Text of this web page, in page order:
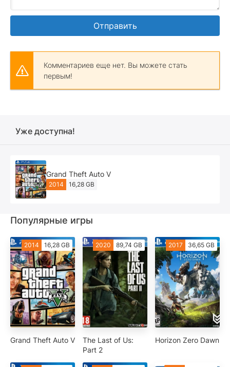
Отправить
Комментариев еще нет. Вы можете стать
первым!
Уже доступна!
Grand Theft Auto V
2014 16,28 GB
Популярные игры
2014 16,28 GB
Grand Theft Auto V
2020 89,74 GB
The Last of Us:
Part 2
2017 36,65 GB
Horizon Zero Dawn